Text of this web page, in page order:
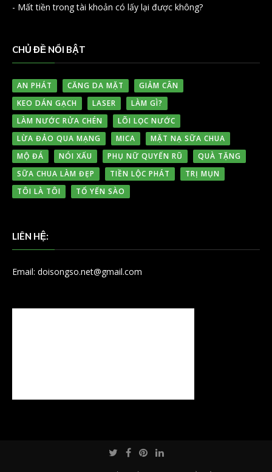
- Mất tiền trong tài khoản có lấy lại được không?
CHỦ ĐỀ NỔI BẬT
AN PHÁT CĂNG DA MẶT
GIẢM CÂN
KEO DÁN GẠCH
LASER
LÀM GÌ?
LÀM NƯỚC RỬA CHÉN
LÕI LỌC NƯỚC
LỪA ĐẢO QUA MẠNG
MICA
MẶT NẠ SỮA CHUA
MỘ ĐÁ
NÓI XẤU PHỤ NỮ QUYẾN RŨ
QUÀ TẶNG
SỮA CHUA LÀM ĐẸP
TIỀN LỘC PHÁT
TRỊ MỤN
TÔI LÀ TÔI
TỔ YẾN SÀO
LIÊN HỆ:
Email: doisongso.net@gmail.com